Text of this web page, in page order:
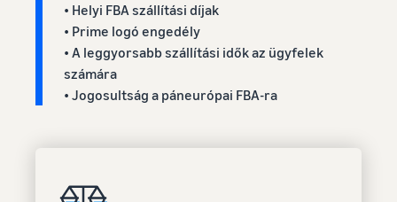
• Helyi FBA szállítási díjak
• Prime logó engedély
• A leggyorsabb szállítási idők az ügyfelek
számára
• Jogosultság a páneurópai FBA-ra